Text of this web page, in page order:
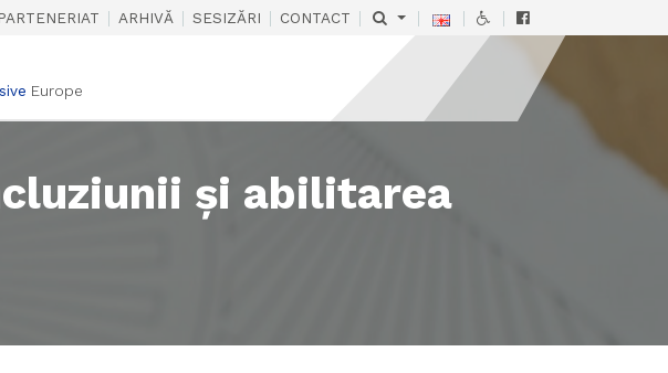
PARTENERIAT | ARHIVĂ | SESIZĂRI | CONTACT | | | |
Europe
și abilitarea